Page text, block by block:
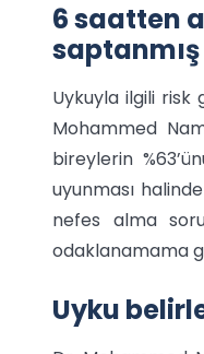
6 saatten
saptanmış
Uykuyla ilgili risk
Mohammed
bireylerin
uyunması
nefes alma
odaklanamama
Uyku